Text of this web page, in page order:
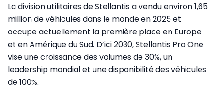
La division utilitaires de Stellantis a vendu environ 1,65
million de véhicules dans le monde en 2025 et
occupe actuellement la première place en Europe
et en Amérique du Sud. D’ici 2030, Stellantis Pro One
vise une croissance des volumes de 30%, un
leadership mondial et une disponibilité des véhicules
de 100%.